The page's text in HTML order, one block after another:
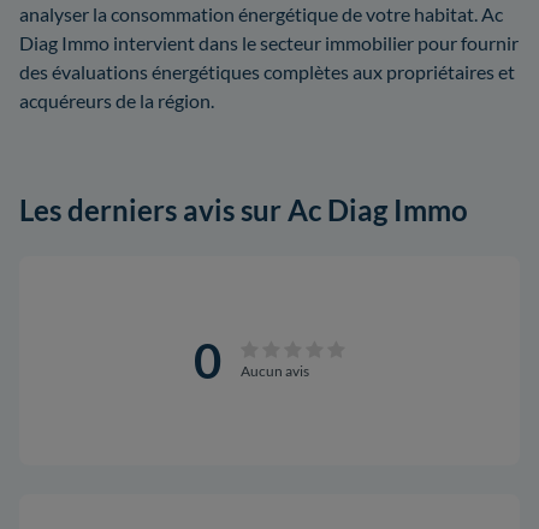
analyser la consommation énergétique de votre habitat. Ac
Diag Immo intervient dans le secteur immobilier pour fournir
des évaluations énergétiques complètes aux propriétaires et
acquéreurs de la région.
Les derniers avis sur Ac Diag Immo
0 Aucun avis